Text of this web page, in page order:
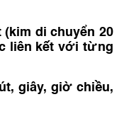
di chuyển 20
liên kết với từng
giây, giờ chiều,